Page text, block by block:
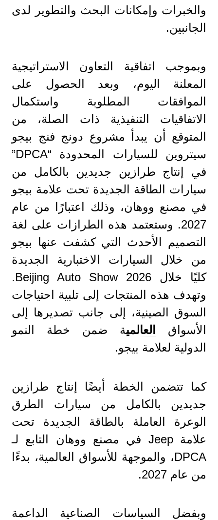
والخبرات وإمكانات البحث والتطوير لدى
الجانبين.
وبموجب اتفاقية التعاون الاستراتيجية
المعلنة اليوم، وبعد الحصول على
الموافقات المطلوبة واستكمال
الاتفاقيات التنفيذية ذات الصلة، من
المتوقع أن يبدأ مشروع دونج فنج بيجو
سيتروين للسيارات المحدودة “DPCA”
في إنتاج طرازين جديدين بالكامل من
سيارات الطاقة الجديدة تحت علامة بيجو
في مصنع ووهان، وذلك اعتبارًا من عام
2027. وستعتمد هذه الطرازات على لغة
التصميم الأحدث التي كشفت عنها بيجو
من خلال السيارات الاختبارية الجديدة
كليًا خلال Beijing Auto Show 2026.
وتهدف هذه المنتجات إلى تلبية احتياجات
السوق الصينية، إلى جانب تصديرها إلى
الأسواق
العالمية ضمن خطة النمو
الدولية لعلامة بيجو.
كما تتضمن الخطة أيضًا إنتاج طرازين
جديدين بالكامل من سيارات الطرق
الوعرة العاملة بالطاقة الجديدة تحت
علامة Jeep في مصنع ووهان التابع لـ
DPCA، والموجهة للأسواق العالمية، بدءًا
من عام 2027.
وبفضل السياسات الصناعية الداعمة